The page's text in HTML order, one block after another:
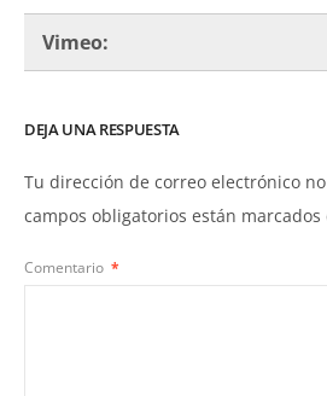
Vimeo:
DEJA UNA RESPUESTA
Tu dirección de correo electrónico
campos obligatorios están marcados
Comentario *